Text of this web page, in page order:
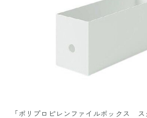
「ポリプロピレンファイルボックス ス